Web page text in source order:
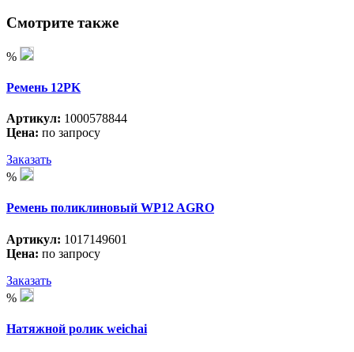
Смотрите также
%
Ремень 12PK
Артикул: 1000578844
Цена: по запросу
Заказать
%
Ремень поликлиновый WP12 AGRO
Артикул: 1017149601
Цена: по запросу
Заказать
%
Натяжной ролик weichai